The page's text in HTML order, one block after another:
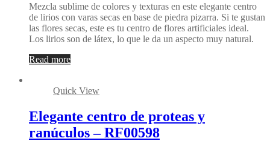
Mezcla sublime de colores y texturas en este elegante centro
de lirios con varas secas en base de piedra pizarra. Si te gustan
las flores secas, este es tu centro de flores artificiales ideal.
Los lirios son de látex, lo que le da un aspecto muy natural.
Read more
Quick View
Elegante centro de proteas y
ranúculos – RF00598